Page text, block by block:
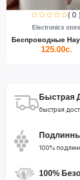
( 0 )
Electronics
125.00с.
Быстрая
быстрая
100%
100%